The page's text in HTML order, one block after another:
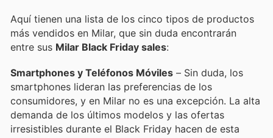
Aquí tienen una lista de los cinco tipos de productos
más vendidos en Milar, que sin duda encontrarán
entre sus Milar Black Friday sales:
Smartphones y Teléfonos Móviles – Sin duda, los
smartphones lideran las preferencias de los
consumidores, y en Milar no es una excepción. La alta
demanda de los últimos modelos y las ofertas
irresistibles durante el Black Friday hacen de esta